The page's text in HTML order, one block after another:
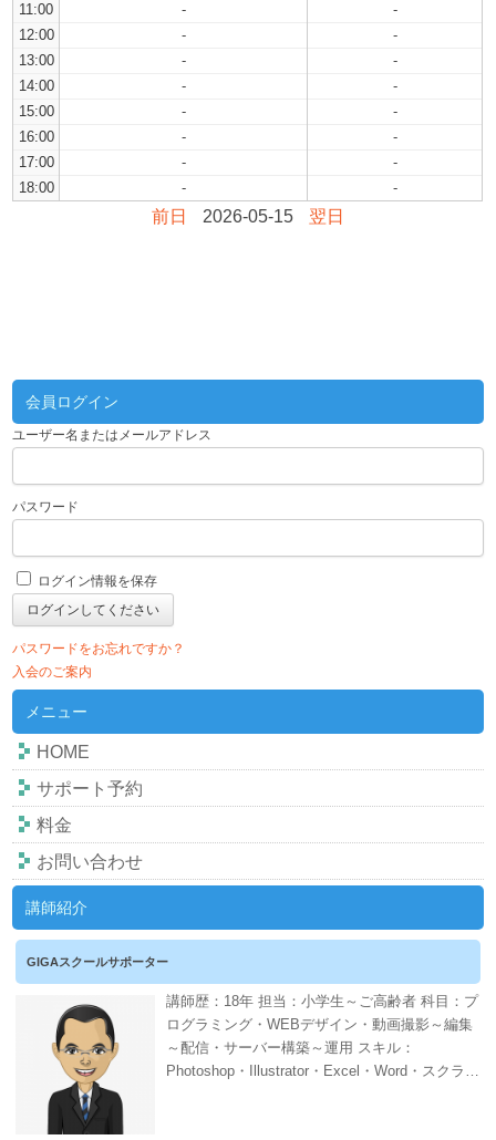
11:00
-
-
12:00
-
-
13:00
-
-
14:00
-
-
15:00
-
-
16:00
-
-
17:00
-
-
18:00
- -
前日 2026-05-15 翌日
会員ログイン
ユーザー名またはメールアドレス
パスワード
ログイン情報を保存
パスワードをお忘れですか？
入会のご案内
メニュー
HOME
サポート予約
料金
お問い合わせ
講師紹介
GIGAスクールサポーター
講師歴：18年 担当：小学生～ご高齢者 科目：プ
ログラミング・WEBデザイン・動画撮影～編集
～配信・サーバー構築～運用 スキル：
Photoshop・Illustrator・Excel・Word・スクラッ